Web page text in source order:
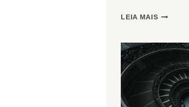
LEIA MAIS POTES
GUIA
DE